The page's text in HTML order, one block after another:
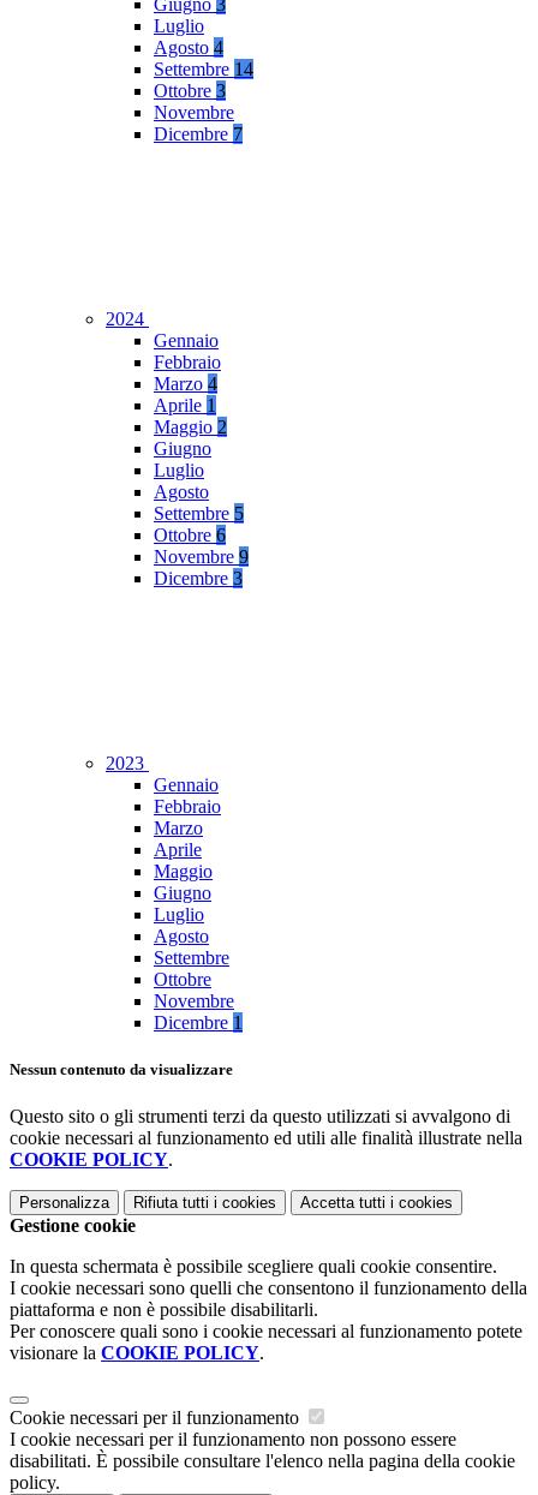
Giugno 3
Luglio
Agosto 4
Settembre 14
Ottobre 3
Novembre
Dicembre 7
2024
Gennaio
Febbraio
Marzo 4
Aprile 1
Maggio 2
Giugno
Luglio
Agosto
Settembre 5
Ottobre 6
Novembre 9
Dicembre 3
2023
Gennaio
Febbraio
Marzo
Aprile
Maggio
Giugno
Luglio
Agosto
Settembre
Ottobre
Novembre
Dicembre 1
Nessun contenuto da visualizzare
Questo sito o gli strumenti terzi da questo utilizzati si avvalgono di
cookie necessari al funzionamento ed utili alle finalità illustrate nella
COOKIE POLICY.
Personalizza Rifiuta tutti i cookies Accetta tutti i cookies
Gestione cookie
In questa schermata è possibile scegliere quali cookie consentire.
I cookie necessari sono quelli che consentono il funzionamento della
piattaforma e non è possibile disabilitarli.
Per conoscere quali sono i cookie necessari al funzionamento potete
visionare la COOKIE POLICY.
Cookie necessari per il funzionamento
I cookie necessari per il funzionamento non possono essere
disabilitati. È possibile consultare l'elenco nella pagina della cookie
policy.